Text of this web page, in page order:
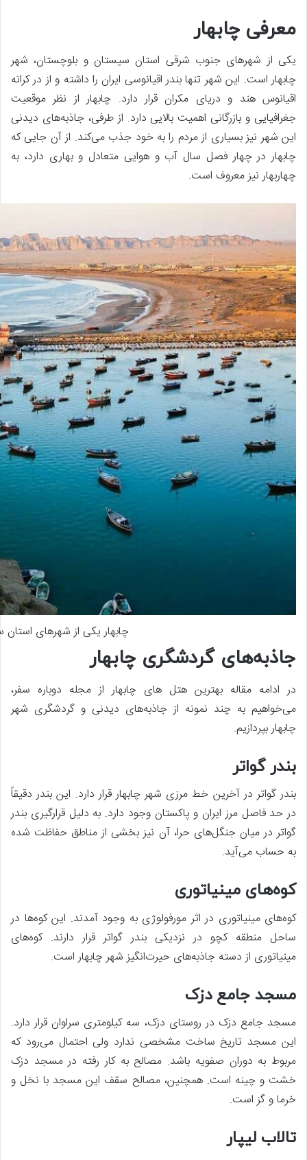
معرفی چابهار
یکی از شهرهای جنوب شرقی استان سیستان و بلوچستان، شهر
چابهار است. این شهر تنها بندر اقیانوسی ایران را داشته و از در کرانه
اقیانوس هند و دریای مکران قرار دارد. چابهار از نظر موقعیت
جغرافیایی و بازرگانی اهمیت بالایی دارد. از طرفی، جاذبه‌های دیدنی
این شهر نیز بسیاری از مردم را به خود جذب می‌کند. از آن جایی که
چابهار در چهار فصل سال آب و هوایی متعادل و بهاری دارد، به
چهاربهار نیز معروف است.
چابهار یکی از شهرهای
جاذبه‌های گردشگری چابهار
در ادامه مقاله بهترین هتل های چابهار از مجله دوباره سفر،
می‌خواهیم به چند نمونه از جاذبه‌های دیدنی و گردشگری شهر
چابهار بپردازیم.
بندر گواتر
بندر گواتر در آخرین خط مرزی شهر چابهار قرار دارد. این بندر دقیقاً
در حد فاصل مرز ایران و پاکستان وجود دارد. به دلیل قرارگیری بندر
گواتر در میان جنگل‌های حرا، آن نیز بخشی از مناطق حفاظت شده
به حساب می‌آید.
کوه‌های مینیاتوری
کوه‌های مینیاتوری در اثر مورفولوژی به وجود آمدند. این کوه‌ها در
ساحل منطقه کچو در نزدیکی بندر گواتر قرار دارند. کوه‌های
مینیاتوری از دسته جاذبه‌های حیرت‌انگیز شهر چابهار است.
مسجد جامع دزک
مسجد جامع دزک در روستای دزک، سه کیلومتری سراوان قرار دارد.
این مسجد تاریخ ساخت مشخصی ندارد ولی احتمال می‌رود که
مربوط به دوران صفویه باشد. مصالح به کار رفته در مسجد دزک
خشت و چینه است. همچنین، مصالح سقف این مسجد با نخل و
خرما و گز است.
تالاب لیپار